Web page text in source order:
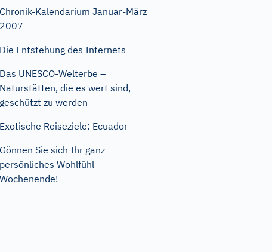
Chronik-Kalendarium Januar-März
2007
Die Entstehung des Internets
Das UNESCO-Welterbe –
Naturstätten, die es wert sind,
geschützt zu werden
Exotische Reiseziele: Ecuador
Gönnen Sie sich Ihr ganz
persönliches Wohlfühl-
Wochenende!